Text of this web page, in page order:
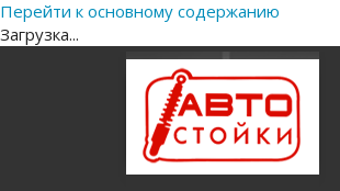
Перейти к основному содержанию
Загрузка...